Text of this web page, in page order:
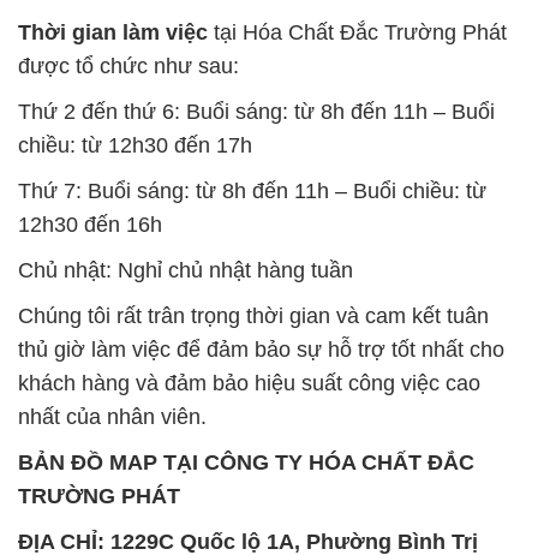
Thời gian làm việc tại Hóa Chất Đắc Trường Phát
được tổ chức như sau:
Thứ 2 đến thứ 6: Buổi sáng: từ 8h đến 11h – Buổi
chiều: từ 12h30 đến 17h
Thứ 7: Buổi sáng: từ 8h đến 11h – Buổi chiều: từ
12h30 đến 16h
Chủ nhật: Nghỉ chủ nhật hàng tuần
Chúng tôi rất trân trọng thời gian và cam kết tuân
thủ giờ làm việc để đảm bảo sự hỗ trợ tốt nhất cho
khách hàng và đảm bảo hiệu suất công việc cao
nhất của nhân viên.
BẢN ĐỒ MAP TẠI CÔNG TY HÓA CHẤT ĐẮC
TRƯỜNG PHÁT
ĐỊA CHỈ: 1229C Quốc lộ 1A, Phường Bình Trị